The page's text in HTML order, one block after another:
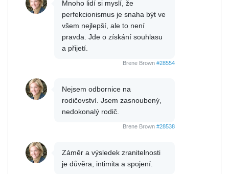
Mnoho lidí si myslí, že
perfekcionismus je snaha být ve
všem nejlepší, ale to není
pravda. Jde o získání souhlasu
a přijetí.
Brene Brown #28554
Nejsem odbornice na
rodičovství. Jsem zasnoubený,
nedokonalý rodič.
Brene Brown #28538
Záměr a výsledek zranitelnosti
je důvěra, intimita a spojení.